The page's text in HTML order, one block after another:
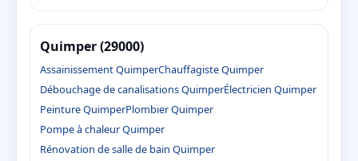
Quimper (29000)
Assainissement QuimperChauffagiste Quimper
Débouchage de canalisations QuimperÉlectricien Quimper
Peinture QuimperPlombier Quimper
Pompe à chaleur Quimper
Rénovation de salle de bain Quimper